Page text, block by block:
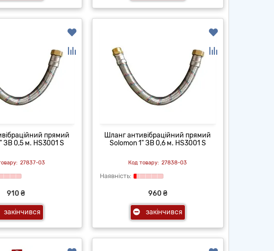
прямий
ЗВ 0,5 м. HS3001 S
27837-03
910 ₴
закінчився
Шланг антивібраційний прямий
Solomon 1" ЗВ 0,6 м. HS3001 S
27838-03
960 ₴
закінчився